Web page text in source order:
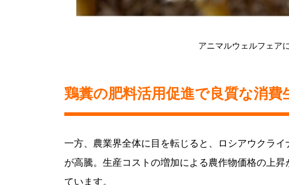
アニマルウェルフェア
鶏糞の肥料活用促進で良質な消
一方、農業界全体に目を転じると、ロシアウクラ
が高騰。生産コストの増加による農作物価格の上
ています。